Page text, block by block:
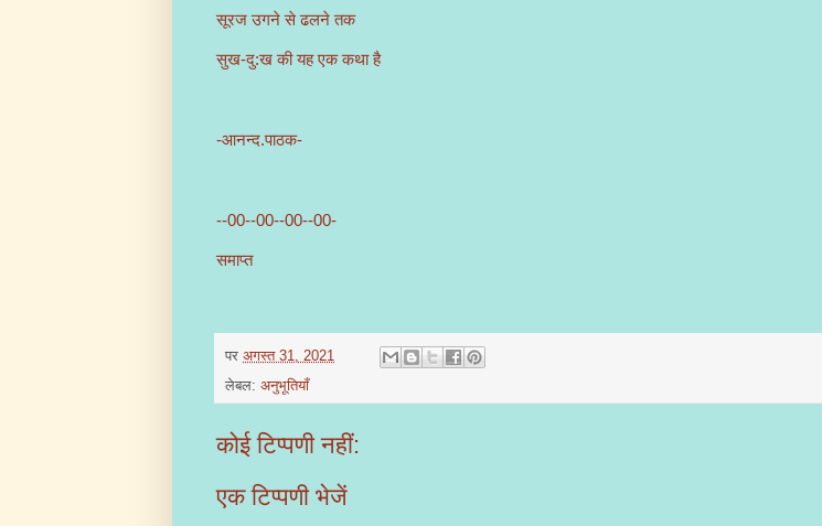
सूरज उगने से ढलने तक
सुख-दु:ख की यह एक कथा है
-आनन्द.पाठक-
--00--00--00--00-
समाप्त
पर अगस्त 31, 2021
लेबल: अनुभूतियाँ
कोई टिप्पणी नहीं:
एक टिप्पणी भेजें